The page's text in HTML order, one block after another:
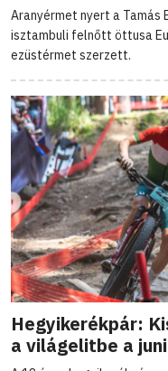
Aranyérmet nyert a
isztambuli felnőtt öttusa
ezüstérmet szerzett.
Hegyikerékpár:
a világelitbe a